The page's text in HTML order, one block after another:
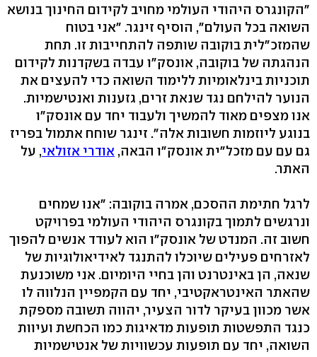
"הקונגרס היהודי העולמי מחויב לקידום החינוך בנושא
השואה בכל העולם", הוסיף זינגר. "אני בטוח
שהמזכ"לית בוקובה שותפה להתחייבות זו. תחת
הנהגתה של בוקובה, אונסק"ו עבדה בשקדנות לקידום
תוכניות בינלאומיות ללימוד השואה כדי להעצים את
הנוער להילחם נגד שנאת זרים, גזענות ואנטישמיות.
אנו מצפים מאוד להמשיך ולעבוד יחד עם אונסק"ו
בנוגע ליוזמות חשובות אלה". זינגר שוחח אתמול בפריז
גם עם עם מזכל"ית אונסק"ו הבאה, אודרי אזולאי, על
האתר.
לרגל חתימת ההסכם, אמרה בוקובה: "אנו שמחים
ונרגשים לתמוך בקונגרס היהודי העולמי בפרויקט
חשוב זה. המנדט של אונסק"ו הוא לעודד אנשים להפוך
לאזרחים פעילים שיוכלו להתנגד לאידיאולוגיות של
שנאה, הן באינטרנט והן בחיי היומיום. אני משוכנעת
שהאתר האינטראקטיבי, יחד עם הקמפיין הנלווה לו
אשר מכוון בעיקר לדור הצעיר, יהווה תשובה מספקת
כנגד התפשטות תופעות מדאיגות כמו הכחשת ועיוות
השואה, יחד עם תופעות עכשוויות של אנטישמיות